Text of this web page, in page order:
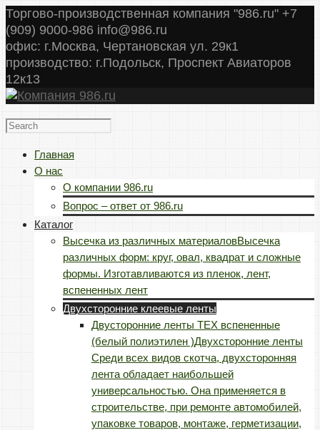
Торгово-производственная компания "986.ru" +7
(909) 9000-986 info@986.ru
офис: г.Москва, Чертановская ул. 29к1
производство: г.Подольск, Проспект Авиаторов
12к13
Главная
О нас
О компании 986.ru
Вопрос – ответ от 986.ru
Каталог
Высечка из различных материаловВысечка
различных форм: круг, овал, квадрат и сложные
формы. Изготавливаются из пленок, лент,
вспененных лент
Двухсторонние клеевые ленты
Двусторонние ленты TEX вспененные
(белый полиэтилен )Двухсторонние ленты
Среди всех видов скотча, двухсторонняя
лента обладает наибольшей
универсальностью. Она применяется в
строительстве, при ремонте автомобилей,
упаковке товаров, монтаже, герметизации,